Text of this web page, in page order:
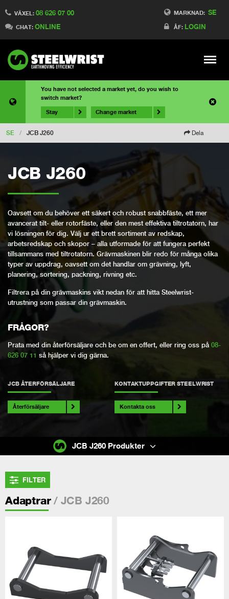
MARKNAD: SE
ÅF: LOGIN
VÄXEL: 08 626 07 00
CHAT: ONLINE
Meny
You have not selected a market yet, do you wish to
switch market?
Stay Change market
SE / JCB J260 Dela
JCB J260
Oavsett om du behöver ett säkert och robust snabbfäste, ett mer
avancerat tilt- eller rotorfäste, eller den mest effektiva tiltrotatorn, har
vi lösningen för dig. Välj ur ett brett sortiment av redskap,
arbetsredskap och skopor – alla utformade för att fungera perfekt
tillsammans med tiltrotatorn. Grävmaskinen blir redo för många olika
typer av uppdrag, oavsett om det handlar om grävning, lyft,
planering, sortering, packning, rivning etc.
Filtrera på din grävmaskins vikt nedan för att hitta Steelwrist-
utrustning som passar din grävmaskin.
FRÅGOR?
Prata med din återförsäljare och be om en offert, eller ring oss på 08-
626 07 11 så hjälper vi dig gärna.
JCB ÅTERFÖRSÄLJARE
Återförsäljare
KONTAKTUPPGIFTER STEELWRIST
Kontakta oss
FILTER
Adaptrar/ JCB J260
JCB J260 Produkter